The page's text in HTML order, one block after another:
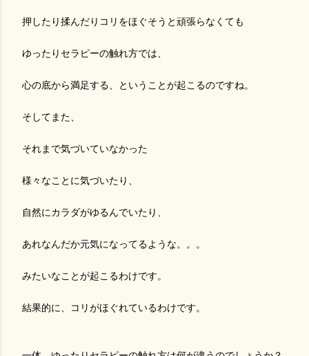
押したり揉んだりコリをほぐそうと頑張らなくても
ゆったりセラピーの触れ方では、
心の底から満足する、ということが起こるのですね。
そしてまた、
それまで気づいていなかった
様々なことに気づいたり、
自然にカラダがゆるんでいたり、
あれなんだか元気になってるような。。。
みたいなことが起こるわけです。
結果的に、コリがほぐれているわけです。